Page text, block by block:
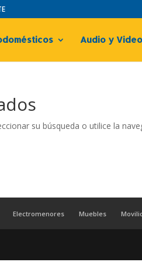
Audio y Video
su búsqueda o utilice la
Electromenores Muebles